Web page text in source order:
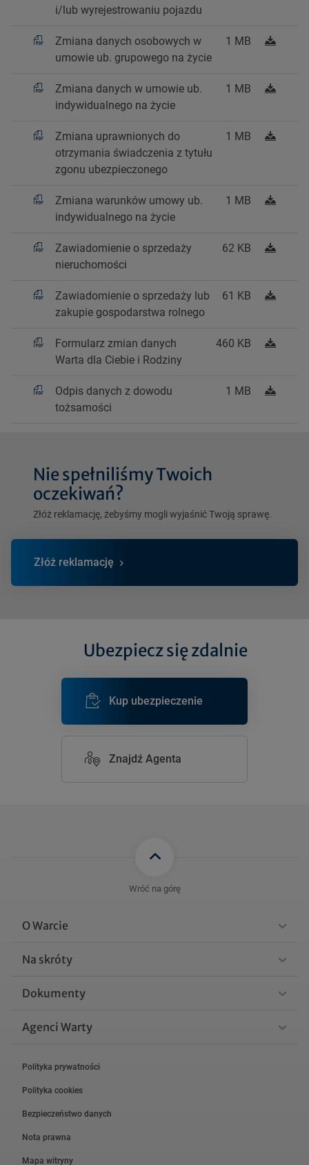
i/lub wyrejestrowaniu pojazdu
Zmiana danych osobowych w
umowie ub. grupowego na życie
1 MB
Zmiana danych w umowie ub.
indywidualnego na życie
1 MB
Zmiana uprawnionych do
otrzymania świadczenia z tytułu
zgonu ubezpieczonego
1 MB
Zmiana warunków umowy ub.
indywidualnego na życie
1 MB
Zawiadomienie o sprzedaży
nieruchomości
62 KB
Zawiadomienie o sprzedaży lub
zakupie gospodarstwa rolnego
61 KB
Formularz zmian danych
Warta dla Ciebie i Rodziny
460 KB
Odpis danych z dowodu
tożsamości
1 MB
Nie spełniliśmy Twoich
oczekiwań?
Złóż reklamację, żebyśmy mogli wyjaśnić Twoją sprawę.
Złóż reklamację
Ubezpiecz się zdalnie
Kup ubezpieczenie
Znajdź Agenta
Wróć na górę
O Warcie
Na skróty
Dokumenty
Agenci Warty
Polityka prywatności
Polityka cookies
Bezpieczeństwo danych
Nota prawna
Mapa witryny